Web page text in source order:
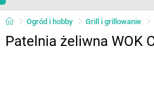
Ogród i hobby Grill i grillowanie
Patelnia żeliwna WOK